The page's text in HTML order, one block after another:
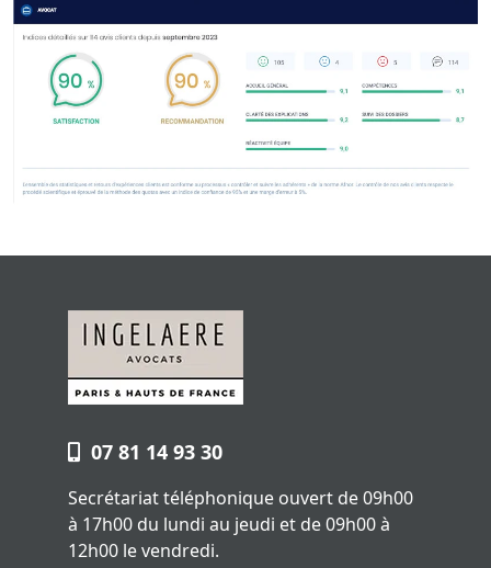
07 81 14 93 30
Secrétariat téléphonique ouvert de 09h00
à 17h00 du lundi au jeudi et de 09h00 à
12h00 le vendredi.